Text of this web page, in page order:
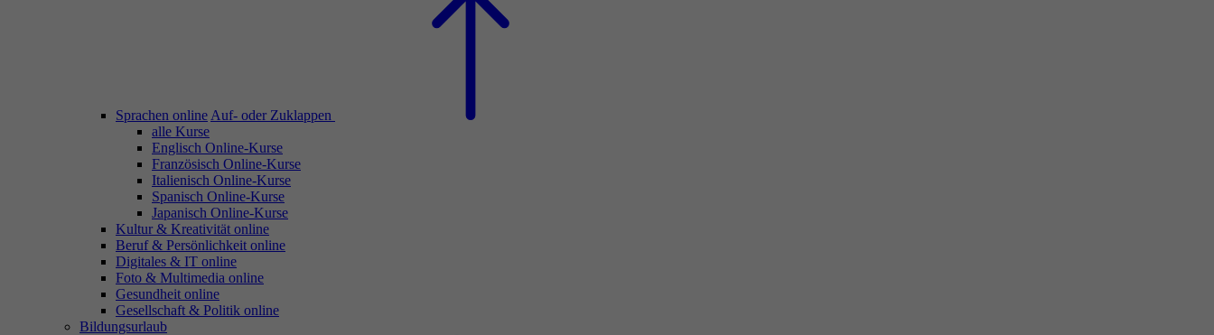
Sprachen online Auf- oder Zuklappen
alle Kurse
Englisch Online-Kurse
Französisch Online-Kurse
Italienisch Online-Kurse
Spanisch Online-Kurse
Japanisch Online-Kurse
Kultur & Kreativität online
Beruf & Persönlichkeit online
Digitales & IT online
Foto & Multimedia online
Gesundheit online
Gesellschaft & Politik online
Bildungsurlaub